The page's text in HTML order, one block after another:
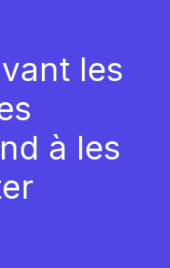
les
à les